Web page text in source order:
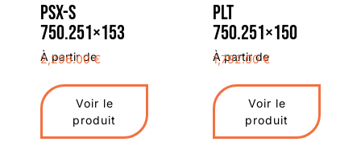
PSX-S
750.251×153
À partir de
2,296.00€
Voir le
produit
PLT
750.251×150
À partir de
1,792.00€
Voir le
produit